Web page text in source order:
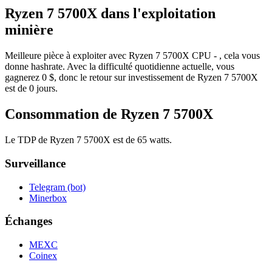
Ryzen 7 5700X dans l'exploitation
minière
Meilleure pièce à exploiter avec Ryzen 7 5700X CPU - , cela vous
donne hashrate. Avec la difficulté quotidienne actuelle, vous
gagnerez 0 $, donc le retour sur investissement de Ryzen 7 5700X
est de 0 jours.
Consommation de Ryzen 7 5700X
Le TDP de Ryzen 7 5700X est de 65 watts.
Surveillance
Telegram (bot)
Minerbox
Échanges
MEXC
Coinex